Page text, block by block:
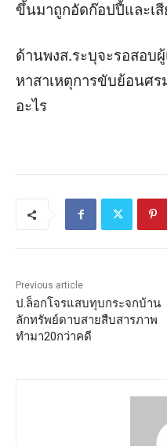
ขึ้นมาถูกอัดก๊อปปี้และเสี
ด้านพงส.ระบุจะรอสอบ
หาสาเหตุการขับย้อนศร
อะไร
Previous article
ป.ล็อกโจรแสบทุบกระจกบ้าน
ลักทรัพย์ดาบสายสืบสารภาพ
ทำมา20กว่าคดี